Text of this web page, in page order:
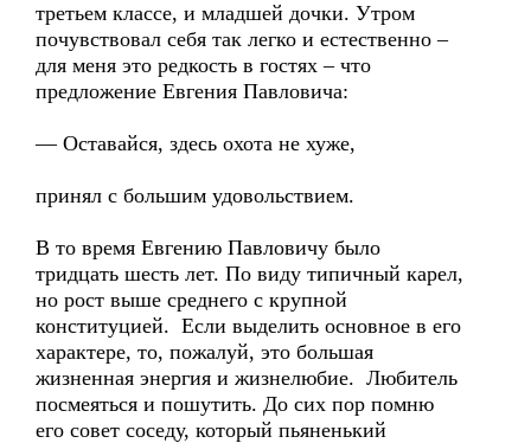
третьем классе, и младшей дочки. Утром
почувствовал себя так легко и естественно –
для меня это редкость в гостях – что
предложение Евгения Павловича:
— Оставайся, здесь охота не хуже,
принял с большим удовольствием.
В то время Евгению Павловичу было
тридцать шесть лет. По виду типичный карел,
но рост выше среднего с крупной
конституцией. Если выделить основное в его
характере, то, пожалуй, это большая
жизненная энергия и жизнелюбие. Любитель
посмеяться и пошутить. До сих пор помню
его совет соседу, который пьяненький